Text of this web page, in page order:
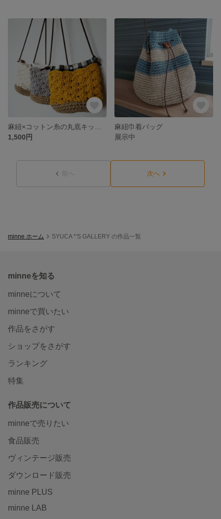
1,500円
麻紐巾着バッグ
展示中
前へ 次へ
minne ホーム SYUCA *'S GALLERY の作品一覧
minneを知る
minneについて
minneで買いたい
作品をさがす
ショップをさがす
ランキング
特集
作品販売について
minneで売りたい
食品販売
ヴィンテージ販売
ダウンロード販売
minne PLUS
minne LAB